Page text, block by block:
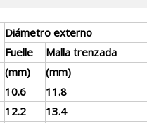
Diámetro externo
Fuelle
Malla trenzada
(mm) (mm)
10.6 11.8
12.2 13.4